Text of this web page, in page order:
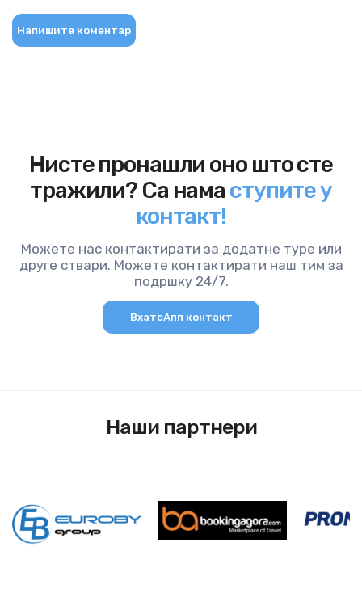
Напишите коментар
Нисте пронашли оно што сте
тражили? Са нама ступите у
контакт!
Можете нас контактирати за додатне туре или
друге ствари. Можете контактирати наш тим за
подршку 24/7.
ВхатсАпп контакт
Наши партнери